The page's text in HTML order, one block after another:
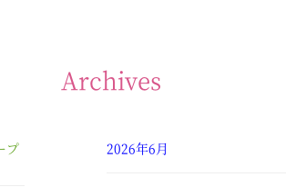
プ
Archives
2026年6月